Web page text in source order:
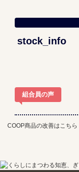
stock_info
組合員の声
COOP商品の改善はこちら